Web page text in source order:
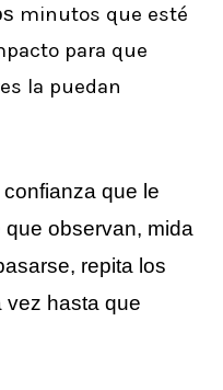
minutos que esté
para que
la puedan
que le
observan, mida
repita los
vez hasta que